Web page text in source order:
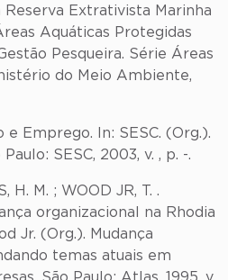
Reserva Extrativista Marinha
Aquáticas Protegidas
Pesqueira. Série Áreas
do Meio Ambiente,
e Emprego. In: SESC. (Org.).
SESC, 2003, v. , p. -.
H. M. ; WOOD JR, T. .
organizacional na Rhodia
Jr. (Org.). Mudança
temas atuais em